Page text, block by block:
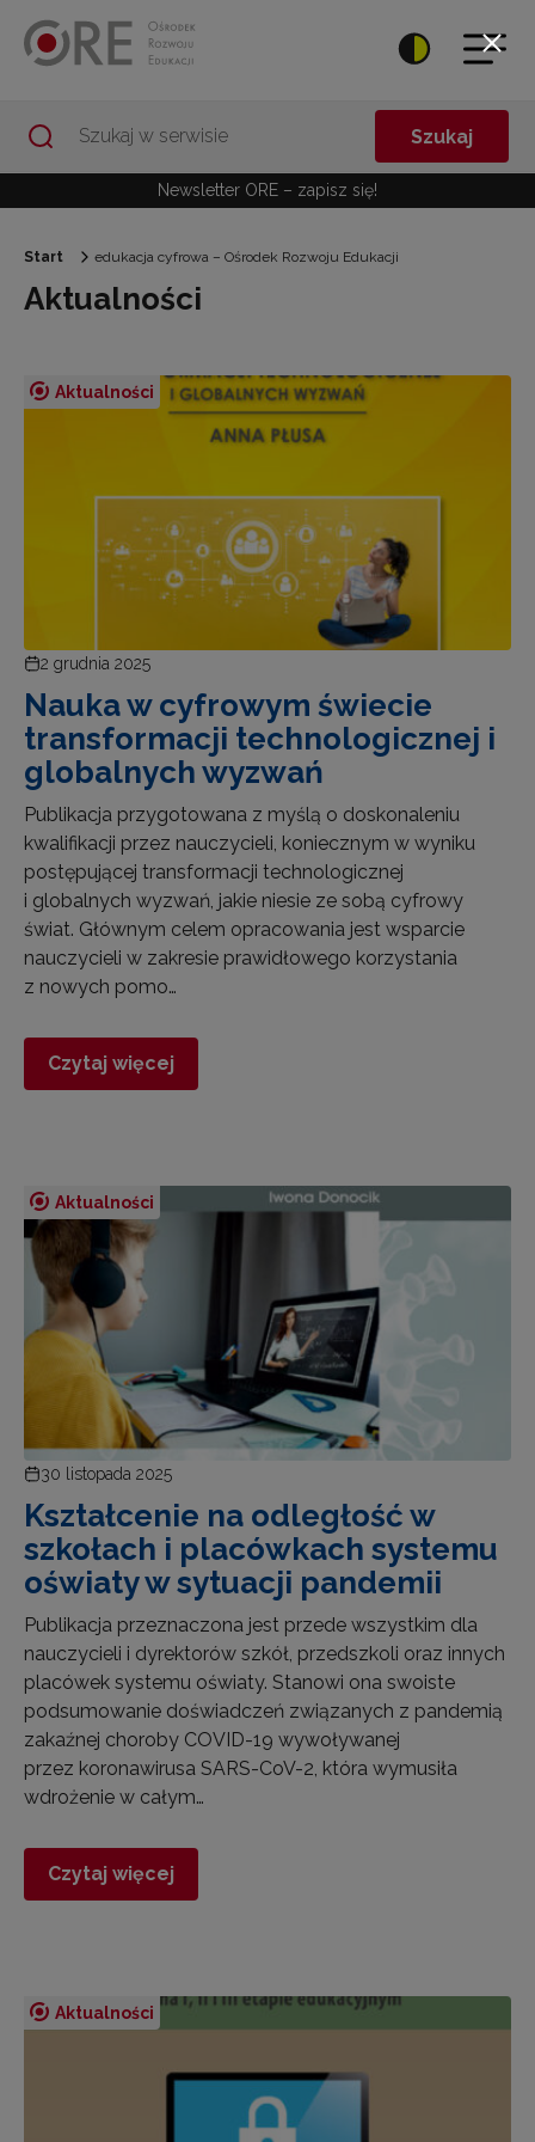
Szukaj
Newsletter ORE – zapisz się!
Start edukacja cyfrowa – Ośrodek Rozwoju Edukacji
Aktualności
Aktualności
2 grudnia 2025
Nauka w cyfrowym świecie
transformacji technologicznej i
globalnych wyzwań
Publikacja przygotowana z myślą o doskonaleniu
kwalifikacji przez nauczycieli, koniecznym w wyniku
postępującej transformacji technologicznej
i globalnych wyzwań, jakie niesie ze sobą cyfrowy
świat. Głównym celem opracowania jest wsparcie
nauczycieli w zakresie prawidłowego korzystania
z nowych pomo…
Czytaj więcej
Aktualności
30 listopada 2025
Kształcenie na odległość w
szkołach i placówkach systemu
oświaty w sytuacji pandemii
Publikacja przeznaczona jest przede wszystkim dla
nauczycieli i dyrektorów szkół, przedszkoli oraz innych
placówek systemu oświaty. Stanowi ona swoiste
podsumowanie doświadczeń związanych z pandemią
zakaźnej choroby COVID-19 wywoływanej
przez koronawirusa SARS-CoV-2, która wymusiła
wdrożenie w całym…
Czytaj więcej
Aktualności